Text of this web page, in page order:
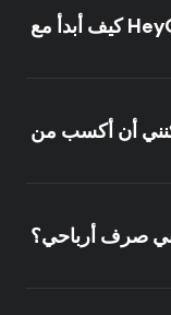
صرف أرباحي؟